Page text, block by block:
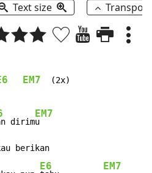
Text size
EM7
  (2x)
dirim
EM7
u
kau berikan
E6 EM7